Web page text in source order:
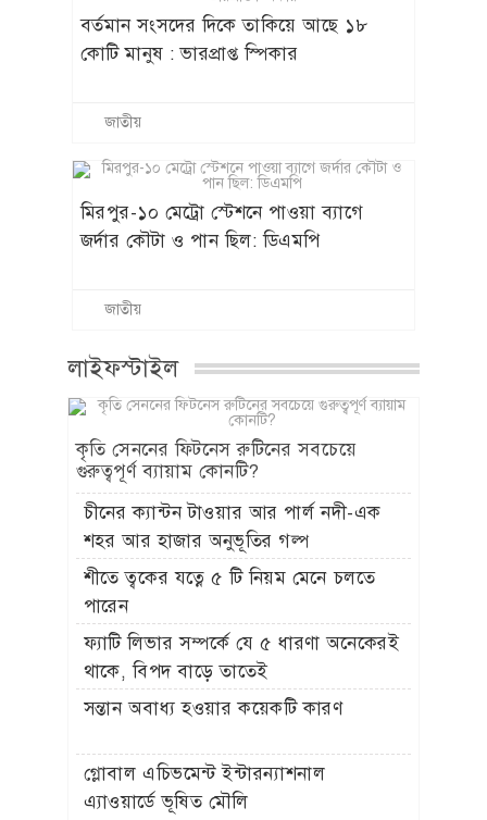
বর্তমান সংসদের দিকে তাকিয়ে আছে ১৮
কোটি মানুষ : ভারপ্রাপ্ত স্পিকার
জাতীয়
মিরপুর-১০ মেট্রো স্টেশনে পাওয়া ব্যাগে
জর্দার কৌটা ও পান ছিল: ডিএমপি
জাতীয়
লাইফস্টাইল
কৃতি সেননের ফিটনেস রুটিনের সবচেয়ে
গুরুত্বপূর্ণ ব্যায়াম কোনটি?
চীনের ক্যান্টন টাওয়ার আর পার্ল নদী-এক
শহর আর হাজার অনুভূতির গল্প
শীতে ত্বকের যত্নে ৫ টি নিয়ম মেনে চলতে
পারেন
ফ্যাটি লিভার সম্পর্কে যে ৫ ধারণা অনেকেরই
থাকে, বিপদ বাড়ে তাতেই
সন্তান অবাধ্য হওয়ার কয়েকটি কারণ
গ্লোবাল এচিভমেন্ট ইন্টারন্যাশনাল
এ্যাওয়ার্ডে ভূষিত মৌলি